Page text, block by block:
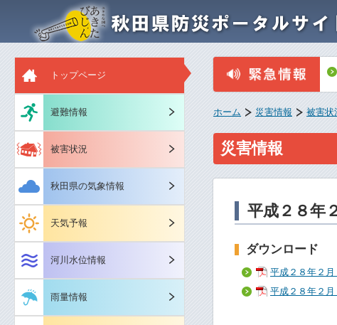
ホーム 災害情報 被害状
災害情報
平成２８年
ダウンロード
平成２８年２月
平成２８年２月
トップページ
避難情報
被害状況
秋田県の気象情報
天気予報
河川水位情報
雨量情報